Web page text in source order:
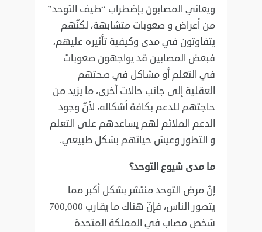
ويعاني المصابون بإضطراب “طيف التوحد”
من أعراض و صعوبات متشابهة، لكنّهم
يتفاوتون في مدى ‏وكيفية تأثيره عليهم،
فبعض المصابين قد يواجهون صعوبات
في التعلم أو مشاكل في صحتهم
العقلية إلى جانب ‏حالات أخرى، ما يزيد من
حاجتهم للدعم بكافة أشكاله، لأنّ وجود
الدعم الملائم لهم يساعدهم على التعلم
و ‏التطور وعيش حياتهم بشكل طبيعي.‏
ما مدى شيوع التوحد؟
إنّ مرض التوحد منتشر بشكل أكبر مما
يتصور الناس، فإنّ هناك ما يقارب 700,000
شخص مصاب في ‏المملكة المتحدة